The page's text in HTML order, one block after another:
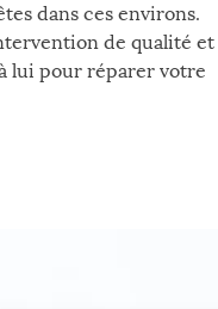
dans ces environs.
de qualité et
lui pour réparer votre